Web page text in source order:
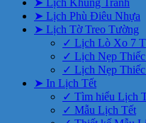
➤ Lịch Khung Tranh
➤ Lịch Phù Điêu Nhựa
➤ Lịch Tờ Treo Tường
✓ Lịch Lò Xo 7
✓ Lịch Nẹp
✓ Lịch Nẹp
➤ In Lịch Tết
✓ Tìm hiểu Lịch
✓ Mẫu Lịch Tết